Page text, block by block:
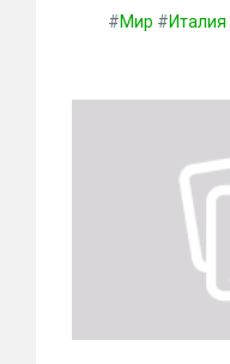
#Мир #Италия